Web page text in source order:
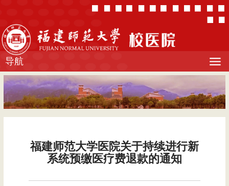
导航
福建师范大学医院关于持续进行新
系统预缴医疗费退款的通知